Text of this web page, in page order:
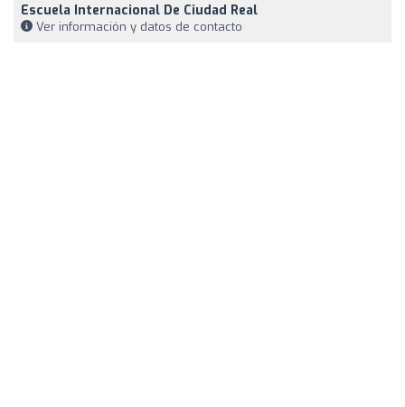
Escuela Internacional De Ciudad Real
Ver información y datos de contacto